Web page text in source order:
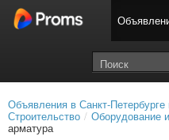
Объявления в Санкт-Петербурге
Строительство / Оборудование
арматура